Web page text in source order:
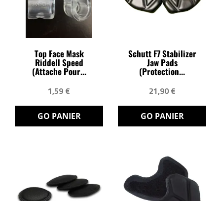
Top Face Mask
Riddell Speed
(attache Pour...
1,59 €
GO PANIER
Schutt F7 Stabilizer
Jaw Pads
(protection...
21,90 €
GO PANIER